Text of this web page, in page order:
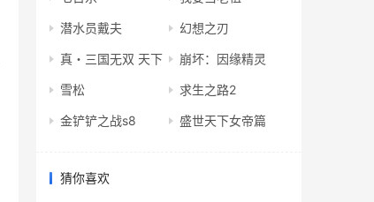
潜水员戴夫 幻想之刃
真・三国无双 天下 崩坏：因缘精灵
雪松 求生之路2
金铲铲之战s8 盛世天下女帝篇
猜你喜欢